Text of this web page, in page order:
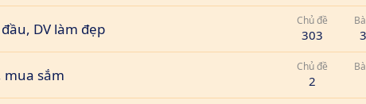
DV làm đẹp Chủ đề
303
mua sắm Chủ đề
2